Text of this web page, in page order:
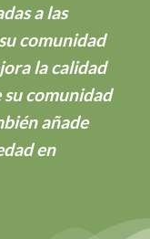
a las
comunidad
la calidad
su comunidad
añade
en